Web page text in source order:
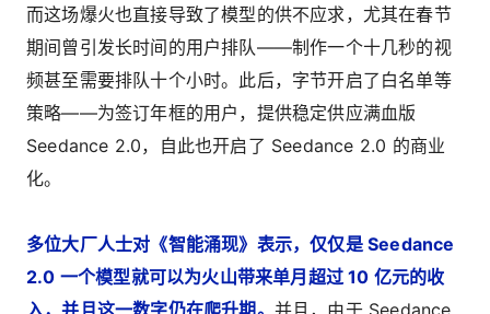
而这场爆火也直接导致了模型的供不应求，尤其在春节
期间曾引发长时间的用户排队——制作一个十几秒的视
频甚至需要排队十个小时。此后，字节开启了白名单等
策略——为签订年框的用户，提供稳定供应满血版
Seedance 2.0，自此也开启了 Seedance 2.0 的商业
化。
多位大厂人士对《智能涌现》表示，仅仅是 Seedance
2.0 一个模型就可以为火山带来单月超过 10 亿元的收